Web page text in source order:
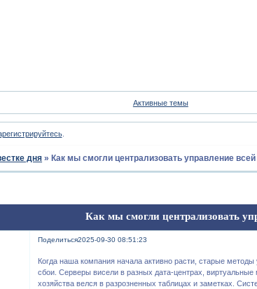
Активные темы
.
дня » Как мы смогли централизовать управление
Как мы смогли централизовать
Поделиться2025-09-30 08:51:23
Когда наша компания начала активно расти, старые
сбои. Серверы висели в разных дата-центрах,
хозяйства велся в разрозненных таблицах и заметках.